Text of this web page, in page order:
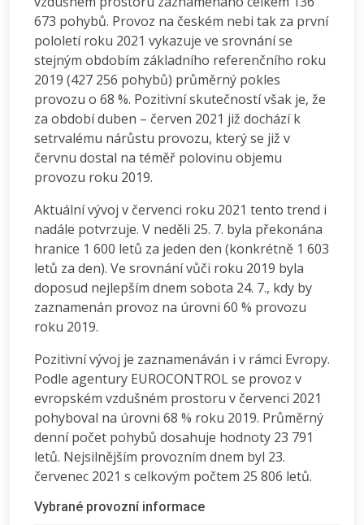
673 pohybů. Provoz na českém nebi tak za první
pololetí roku 2021 vykazuje ve srovnání se
stejným obdobím základního referenčního roku
2019 (427 256 pohybů) průměrný pokles
provozu o 68 %. Pozitivní skutečností však je, že
za období duben – červen 2021 již dochází k
setrvalému nárůstu provozu, který se již v
červnu dostal na téměř polovinu objemu
provozu roku 2019.
Aktuální vývoj v červenci roku 2021 tento trend i
nadále potvrzuje. V neděli 25. 7. byla překonána
hranice 1 600 letů za jeden den (konkrétně 1 603
letů za den). Ve srovnání vůči roku 2019 byla
doposud nejlepším dnem sobota 24. 7., kdy by
zaznamenán provoz na úrovni 60 % provozu
roku 2019.
Pozitivní vývoj je zaznamenáván i v rámci Evropy.
Podle agentury EUROCONTROL se provoz v
evropském vzdušném prostoru v červenci 2021
pohyboval na úrovni 68 % roku 2019. Průměrný
denní počet pohybů dosahuje hodnoty 23 791
letů. Nejsilnějším provozním dnem byl 23.
červenec 2021 s celkovým počtem 25 806 letů.
Vybrané provozní informace